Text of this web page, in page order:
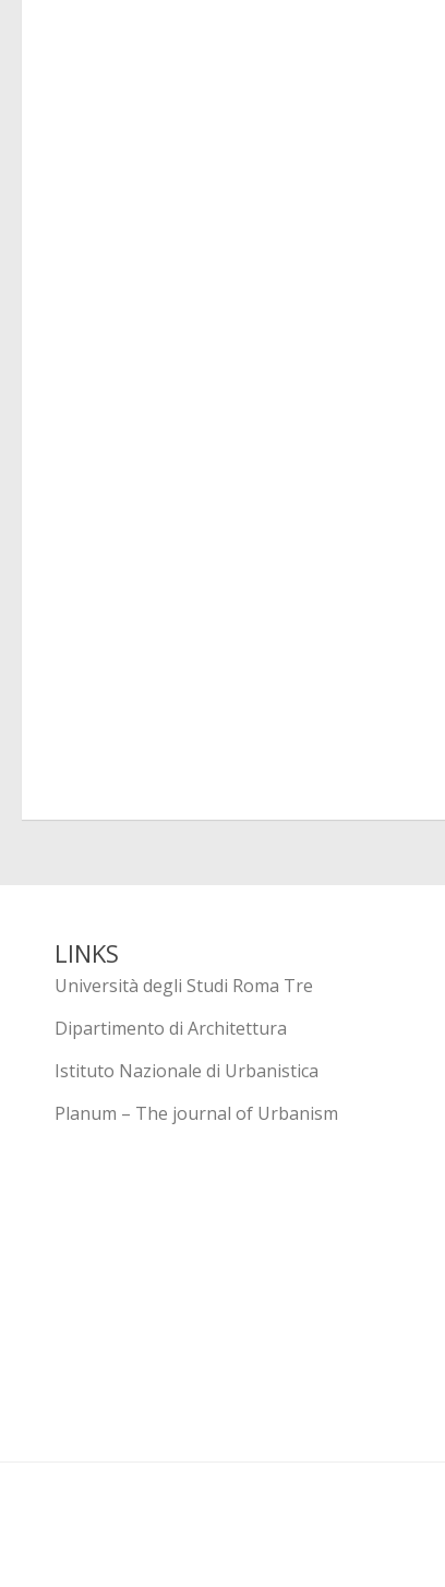
LINKS
Università degli Studi Roma Tre
Dipartimento di Architettura
Istituto Nazionale di Urbanistica
Planum – The journal of Urbanism